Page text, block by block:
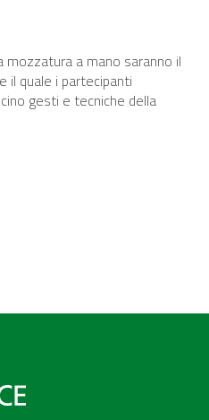
mozzatura a mano saranno il
il quale i partecipanti
gesti e tecniche della